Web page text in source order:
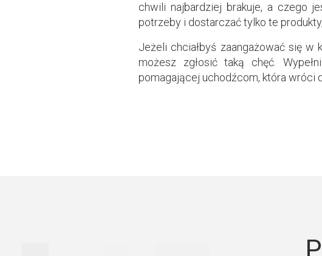
chwili najbardziej brakuje, a czego
potrzeby i dostarczać tylko te
Jeżeli chciałbyś zaangażować się w
możesz zgłosić taką chęć.
pomagającej uchodźcom, która wróci